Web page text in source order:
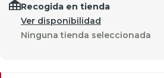
Recogida en tienda
Ver disponibilidad
Ninguna tienda seleccionada